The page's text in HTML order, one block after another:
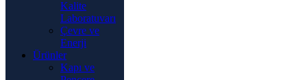
Kalite
Laboratuvarı
Çevre ve
Enerji
Ürünler
Kapı ve